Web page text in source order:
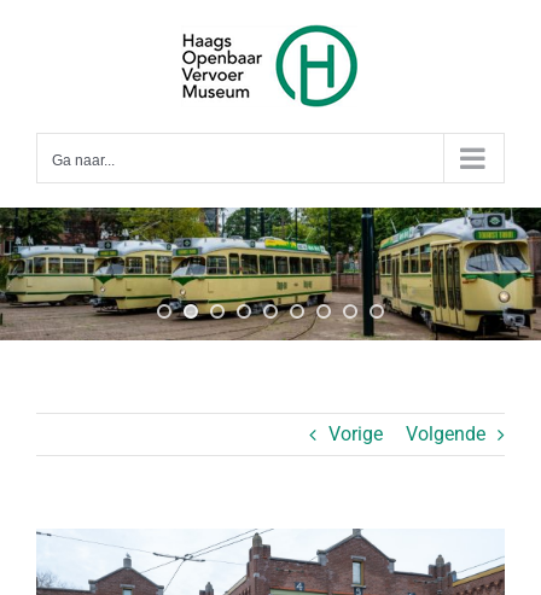
Ga naar...
Vorige Volgende
Bekijk
grotere